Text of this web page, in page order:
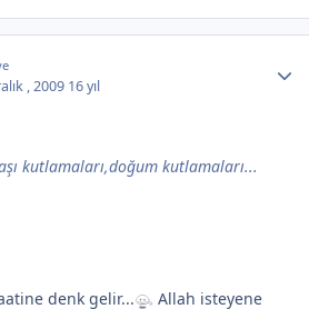
, 2009 16 yıl
kutlamaları,doğum kutlamaları...
denk gelir...
Allah isteyene